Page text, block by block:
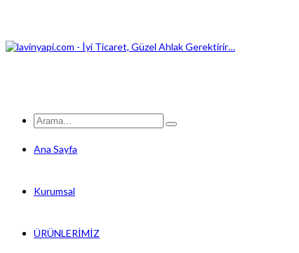
Ana Sayfa
Kurumsal
ÜRÜNLERİMİZ